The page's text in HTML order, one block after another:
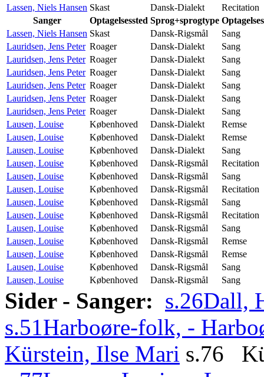
Lassen, Niels Hansen Skast Dansk-Dialekt
Recitation
Sanger
Optagelsessted Sprog+sprogtype
Lassen, Niels Hansen Skast Dansk-Rigsmål
Sang
Lauridsen, Jens Peter Roager Dansk-Dialekt
Sang
Lauridsen, Jens Peter Roager Dansk-Dialekt
Sang
Lauridsen, Jens Peter Roager Dansk-Dialekt
Sang
Lauridsen, Jens Peter Roager Dansk-Dialekt
Sang
Lauridsen, Jens Peter Roager Dansk-Dialekt
Sang
Lauridsen, Jens Peter Roager Dansk-Dialekt
Sang
Lausen, Louise
Københoved Dansk-Dialekt
Remse
Lausen, Louise
Københoved Dansk-Dialekt
Remse
Lausen, Louise
Københoved Dansk-Dialekt
Sang
Lausen, Louise
Københoved Dansk-Rigsmål
Recitation
Lausen, Louise
Københoved Dansk-Rigsmål
Sang
Lausen, Louise
Københoved Dansk-Rigsmål
Recitation
Lausen, Louise
Københoved Dansk-Rigsmål
Sang
Lausen, Louise
Københoved Dansk-Rigsmål
Recitation
Lausen, Louise
Københoved Dansk-Rigsmål
Sang
Lausen, Louise
Københoved Dansk-Rigsmål
Remse
Lausen, Louise
Københoved Dansk-Rigsmål
Remse
Lausen, Louise
Københoved Dansk-Rigsmål
Sang
Lausen, Louise
Københoved Dansk-Rigsmål Sang
Sider - Sanger: s.26Dall,
s.51Harboøre-folk, -
Kürstein, Ilse Mari s.76